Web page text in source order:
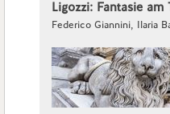
Ligozzi: Fantasie
Federico Giannini, Ilaria